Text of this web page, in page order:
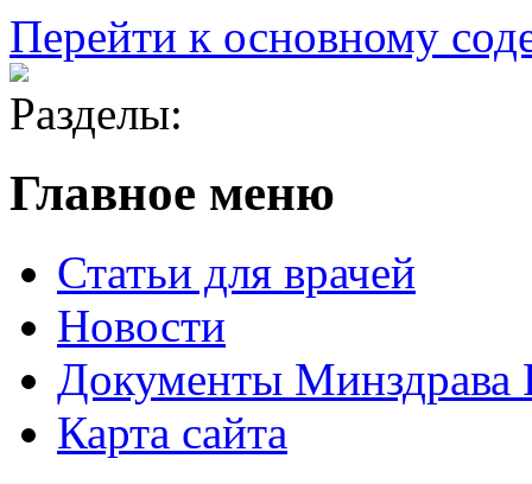
Перейти к основному
Разделы:
Главное меню
Статьи для врачей
Новости
Документы
Карта сайта